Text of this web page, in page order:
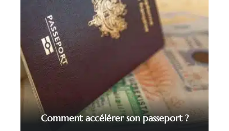
Comment accélérer son passeport ?